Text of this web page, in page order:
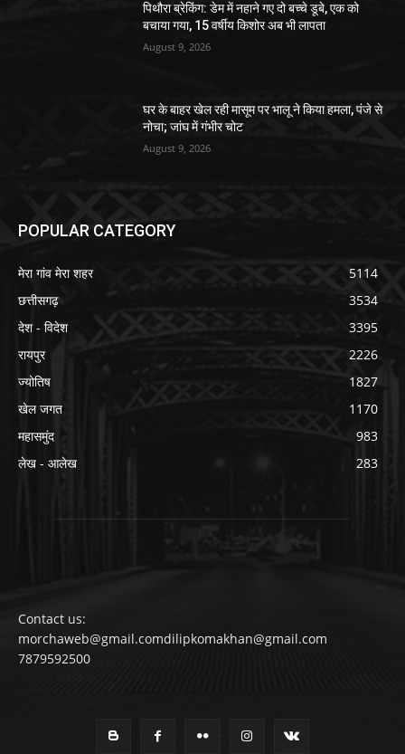
पिथौरा ब्रेकिंग: डेम में नहाने गए दो बच्चे डूबे, एक को
बचाया गया, 15 वर्षीय किशोर अब भी लापता
August 9, 2026
घर के बाहर खेल रही मासूम पर भालू ने किया हमला, पंजे से
नोचा; जांघ में गंभीर चोट
August 9, 2026
POPULAR CATEGORY
मेरा गांव मेरा शहर
5114
छत्तीसगढ़
3534
देश - विदेश
3395
रायपुर
2226
ज्योतिष
1827
खेल जगत
1170
महासमुंद
983
लेख - आलेख
283
Contact us:
morchaweb@gmail.comdilipkomakhan@gmail.com
7879592500